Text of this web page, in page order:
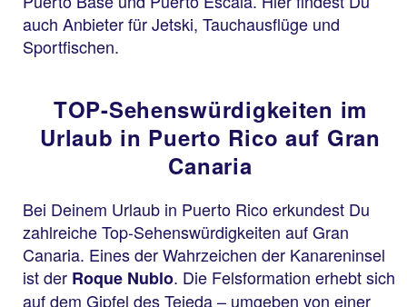
auch Anbieter für Jetski, Tauchausflüge und
Sportfischen.
TOP-Sehenswürdigkeiten im
Urlaub in Puerto Rico auf Gran
Canaria
Bei Deinem Urlaub in Puerto Rico erkundest Du
zahlreiche Top-Sehenswürdigkeiten auf Gran
Canaria. Eines der Wahrzeichen der Kanareninsel
ist der Roque Nublo. Die Felsformation erhebt sich
auf dem Gipfel des Tejeda – umgeben von einer